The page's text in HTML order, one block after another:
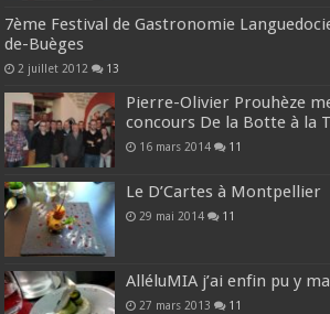
7ème Festival de Gastronomie
de-Buèges
2 juillet 2012 13
Pierre-Olivier Prouhèze
concours De la Botte à la
16 mars 2014 11
Le D’Cartes à Montpellier
29 mai 2014 11
AlléluMIA j’ai enfin pu y
27 mars 2013 11